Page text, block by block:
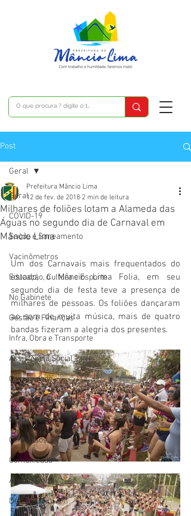
Post
Geral
COVID-19
Saúde e Saneamento
Vacinômetros
Educação, Cultura e Esporte
No Gabinete
Gestão e Finanças
Infra, Obra e Transporte
Assistência Social
Comunidade
Agricultura e Produção
Meio Ambiente
Concursos
Comunicado
Aniversário
Defesa Civil
Geral
Milhares de foliões lotam a Alameda das
Águas no segundo dia de Carnaval em
Mâncio Lima
Prefeitura Mâncio Lima
12 de fev. de 2018 2 min de leitura
Um dos Carnavais mais frequentados do
estado, o Mâncio Lima Folia, em seu
segundo dia de festa teve a presença de
milhares de pessoas. Os foliões dançaram
ao som de muita música, mais de quatro
bandas fizeram a alegria dos presentes.